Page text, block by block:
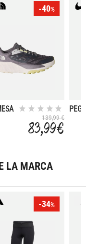
-40%
139,99 €
83,99 €
LA MARCA
-34%